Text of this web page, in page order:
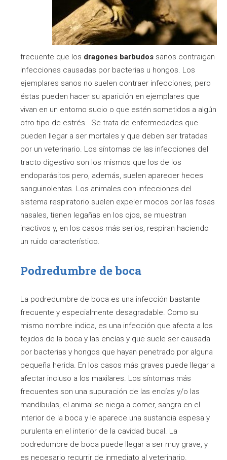
frecuente que los dragones barbudos sanos contraigan
infecciones causadas por bacterias u hongos. Los
ejemplares sanos no suelen contraer infecciones, pero
éstas pueden hacer su aparición en ejemplares que
vivan en un entorno sucio o que estén sometidos a algún
otro tipo de estrés. Se trata de enfermedades que
pueden llegar a ser mortales y que deben ser tratadas
por un veterinario. Los síntomas de las infecciones del
tracto digestivo son los mismos que los de los
endoparásitos pero, además, suelen aparecer heces
sanguinolentas. Los animales con infecciones del
sistema respiratorio suelen expeler mocos por las fosas
nasales, tienen legañas en los ojos, se muestran
inactivos y, en los casos más serios, respiran haciendo
un ruido característico.
Podredumbre de boca
La podredumbre de boca es una infección bastante
frecuente y especialmente desagradable. Como su
mismo nombre indica, es una infección que afecta a los
tejidos de la boca y las encías y que suele ser causada
por bacterias y hongos que hayan penetrado por alguna
pequeña herida. En los casos más graves puede llegar a
afectar incluso a los maxilares. Los síntomas más
frecuentes son una supuración de las encías y/o las
mandíbulas, el animal se niega a comer, sangra en el
interior de la boca y le aparece una sustancia espesa y
purulenta en el interior de la cavidad bucal. La
podredumbre de boca puede llegar a ser muy grave, y
es necesario recurrir de inmediato al veterinario.